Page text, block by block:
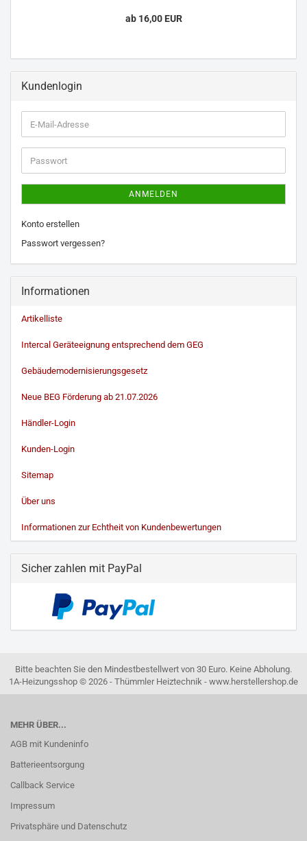
ab 16,00 EUR
Kundenlogin
E-
Mail-
Adresse
Passwort
ANMELDEN
Konto erstellen
Passwort vergessen?
Informationen
Artikelliste
Intercal Geräteeignung entsprechend dem GEG
Gebäudemodernisierungsgesetz
Neue BEG Förderung ab 21.07.2026
Händler-Login
Kunden-Login
Sitemap
Über uns
Informationen zur Echtheit von Kundenbewertungen
Sicher zahlen mit PayPal
Bitte beachten Sie den Mindestbestellwert von 30 Euro. Keine Abholung.
1A-Heizungsshop © 2026 - Thümmler Heiztechnik - www.herstellershop.de
MEHR ÜBER...
AGB mit Kundeninfo
Batterieentsorgung
Callback Service
Impressum
Privatsphäre und Datenschutz